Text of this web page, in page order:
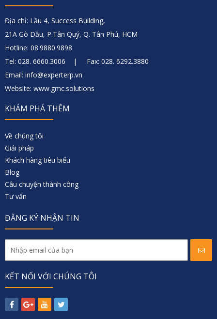
Địa chỉ: Lầu 4, Success Building,
21A Gò Dầu, P.Tân Quý, Q. Tân Phú, HCM
Hotline: 08.9880.9898
Tel: 028. 6660.3006 | Fax: 028. 6292.3880
Email: info@experterp.vn
Website: www.gmc.solutions
KHÁM PHÁ THÊM
Về chúng tôi
Giải pháp
Khách hàng tiêu biểu
Blog
Câu chuyện thành công
Tư vấn
ĐĂNG KÝ NHẬN TIN
KẾT NỐI VỚI CHÚNG TÔI